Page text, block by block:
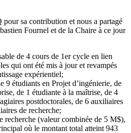
sa contribution et nous a partagé
Fournel et de la Chaire à ce jour
de 4 cours de 1er cycle en lien
qui ont été mis à jour et revampés
expérientiel;
9 étudiants en Projet d’ingénierie, de
de 1 étudiante à la maîtrise, de 4
postdoctorales, de 6 auxiliaires
de recherche;
recherche (valeur combinée de 5 M$),
où le montant total atteint 943